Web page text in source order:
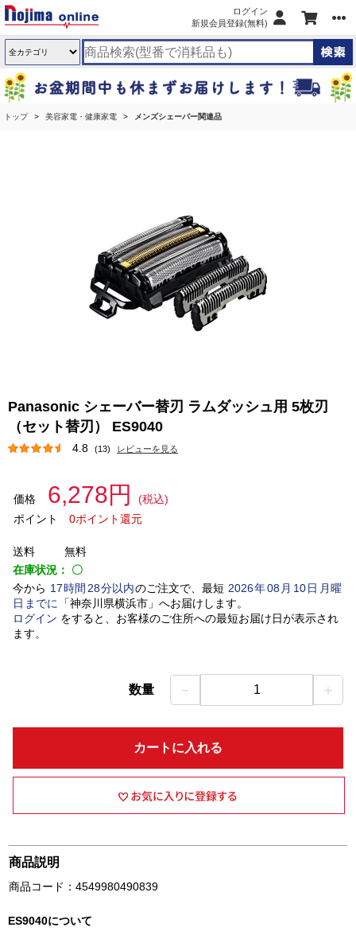
ログイン
新規会員登録(無料)
トップ 美容家電・健康家電 メンズシェーバー関連品
Panasonic シェーバー替刃 ラムダッシュ用 5枚刃
（セット替刃） ES9040
4.8 (13) レビューを見る
価格 6,278円
(税込)
ポイント
0ポイント還元
送料
無料
在庫状況： 〇
今から 17時間 28分以内のご注文で、最短 2026年08 月 10日月曜
日 までに 「神奈川県横浜市」 へお届けします。
ログイン をすると、お客様のご住所への最短お届け日が表示され
ます。
数量 － 1 ＋
カートに入れる
商品説明
商品コード：4549980490839
ES9040について